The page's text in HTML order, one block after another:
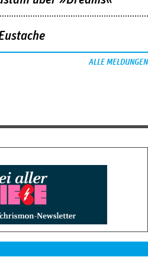
ALLE MELDUNGEN